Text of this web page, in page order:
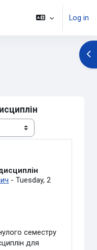
Log in
-Tuesday, 2
семестру
для